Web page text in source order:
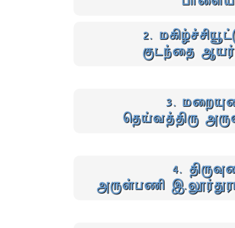
2.
குடந்தை
3.
தெய்வத்திரு
4.
அருள்பணி